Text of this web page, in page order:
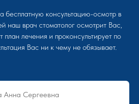
консультацию-осмотр в
наш врач стоматолог осмотрит Вас,
план лечения и проконсультирует по
Вас ни к чему не обязывает.